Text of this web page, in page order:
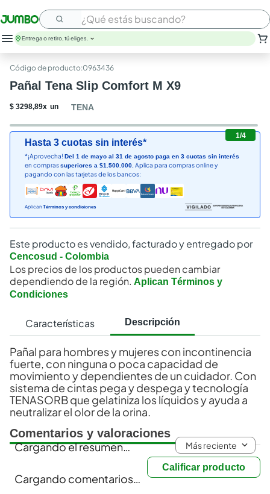
¿Qué estás buscando?
Entrega o retiro, tú eliges.
:0963436
Pañal Tena Slip Comfort M X9
$ 3298,89x un TENA
1/4
Hasta 3 cuotas sin interés*
*¡Aprovecha! Del 1 de mayo al 31 de agosto paga en 3 cuotas sin interés
en comprassuperiores a $1.500.000. Aplica para compras online y
pagando con las tarjetas de los bancos:
Aplican Términos y condiciones
Este producto es vendido, facturado y entregado por
Cencosud - Colombia
Los precios de los productos pueden cambiar
dependiendo de la región. Aplican Términos y
Condiciones
Características Descripción
Pañal para hombres y mujeres con incontinencia
fuerte, con ninguna o poca capacidad de
movimiento y dependientes de un cuidador. Con
sistema de cintas pega y despega y tecnología
TENASORB que gelatiniza los líquidos y ayuda a
neutralizar el olor de la orina.
Comentarios y valoraciones
Calificar producto
Cargando el resumen… Más reciente
Cargando comentarios…